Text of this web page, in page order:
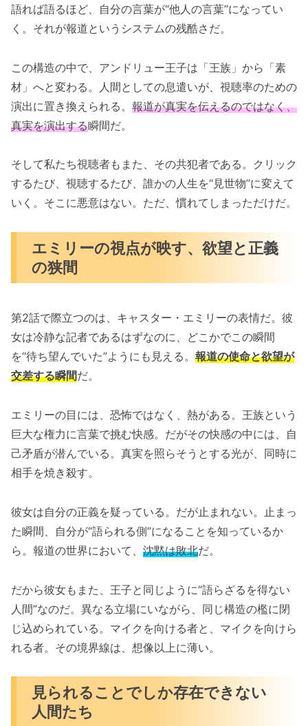
語れば語るほど、自分の言葉が“他人の言葉”になってい
く。それが報道というシステムの残酷さだ。
この構造の中で、アンドリュー王子は「王族」から「素
材」へと変わる。人間としての息遣いが、視聴率のための
演出に置き換えられる。 報道が真実を伝えるのではなく、
真実を演出する瞬間だ。
そして私たち視聴者もまた、その共犯者である。クリック
するたび、視聴するたび、誰かの人生を“見世物”に変えて
いく。そこに悪意はない。ただ、慣れてしまっただけだ。
エミリーの視点が映す、欲望と正義
の狭間
第2話で際立つのは、キャスター・エミリーの表情だ。彼
女は冷静な記者であるはずなのに、どこかでこの瞬間
を“待ち望んでいた”ようにも見える。 報道の使命と欲望が
交差する瞬間だ。
エミリーの目には、恐怖ではなく、熱がある。王族という
巨大な権力に言葉で挑む快感。だがその快感の中には、自
己矛盾が潜んでいる。真実を照らそうとする光が、同時に
相手を焼き殺す。
彼女は自分の正義を疑っている。だが止まれない。止まっ
た瞬間、自分が“語られる側”になることを知っているか
ら。報道の世界において、 沈黙は敗北だ。
だから彼女もまた、王子と同じように“語らざるを得ない
人間”なのだ。異なる立場にいながら、同じ構造の檻に閉
じ込められている。マイクを向ける者と、マイクを向けら
れる者。その境界線は、想像以上に薄い。
見られることでしか存在できない
人間たち